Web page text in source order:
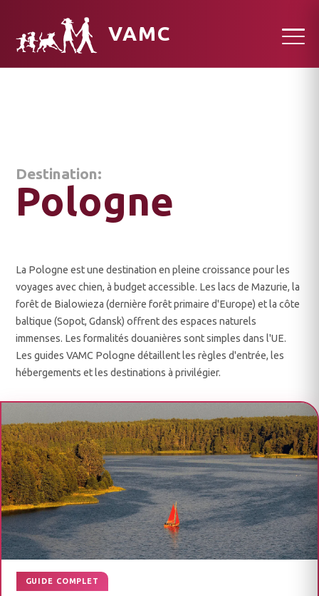
VAMC
Destination:
Pologne
La Pologne est une destination en pleine croissance pour les
voyages avec chien, à budget accessible. Les lacs de Mazurie, la
forêt de Bialowieza (dernière forêt primaire d'Europe) et la côte
baltique (Sopot, Gdansk) offrent des espaces naturels
immenses. Les formalités douanières sont simples dans l'UE.
Les guides VAMC Pologne détaillent les règles d'entrée, les
hébergements et les destinations à privilégier.
GUIDE COMPLET